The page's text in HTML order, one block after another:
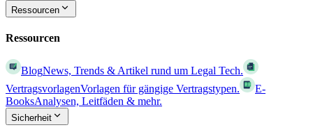
Ressourcen
Ressourcen
BlogNews, Trends & Artikel rund um Legal Tech.
VertragsvorlagenVorlagen für gängige Vertragstypen.
E-
BooksAnalysen, Leitfäden & mehr.
Sicherheit